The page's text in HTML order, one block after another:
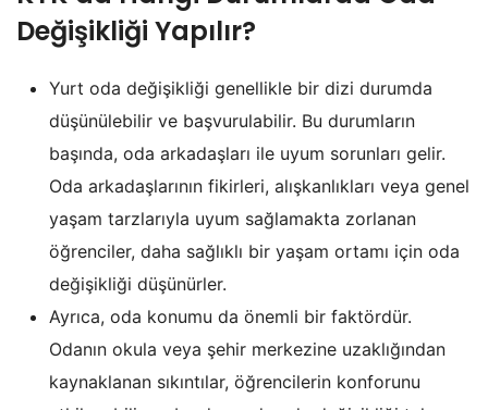
Değişikliği Yapılır?
Yurt oda değişikliği genellikle bir dizi durumda
düşünülebilir ve başvurulabilir. Bu durumların
başında, oda arkadaşları ile uyum sorunları gelir.
Oda arkadaşlarının fikirleri, alışkanlıkları veya genel
yaşam tarzlarıyla uyum sağlamakta zorlanan
öğrenciler, daha sağlıklı bir yaşam ortamı için oda
değişikliği düşünürler.
Ayrıca, oda konumu da önemli bir faktördür.
Odanın okula veya şehir merkezine uzaklığından
kaynaklanan sıkıntılar, öğrencilerin konforunu